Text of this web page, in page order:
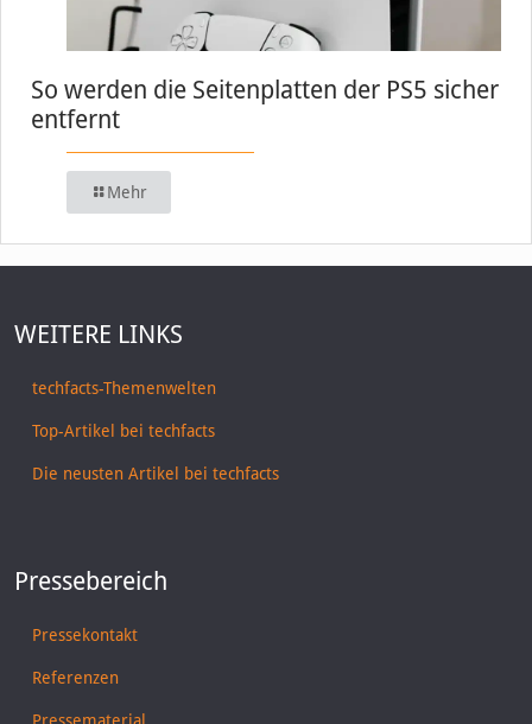
So werden die Seitenplatten der PS5 sicher
entfernt
Mehr
WEITERE LINKS
techfacts-Themenwelten
Top-Artikel bei techfacts
Die neusten Artikel bei techfacts
Pressebereich
Pressekontakt
Referenzen
Pressematerial